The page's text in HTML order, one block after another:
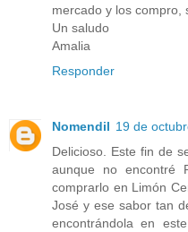
mercado y los compro,
Un saludo
Amalia
Responder
Nomendil 19 de
Delicioso. Este fin de
aunque no encontré
comprarlo en Limón
José y ese sabor tan
encontrándola en